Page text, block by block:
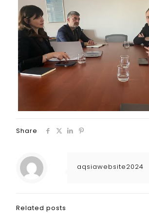
Share
aqsiawebsite2024
Related posts